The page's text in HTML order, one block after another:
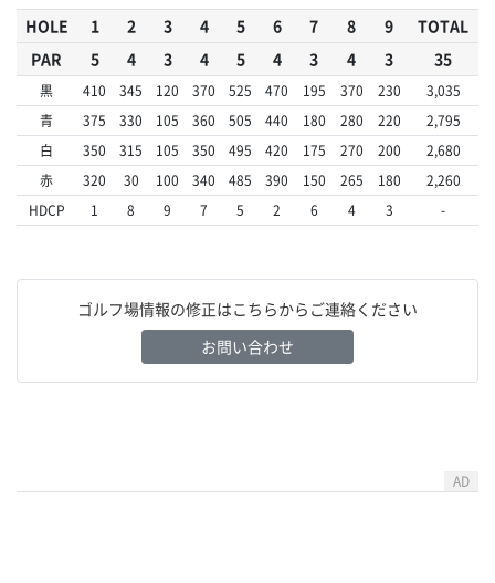
HOLE 1 2 3 4 5 6 7 8 9
TOTAL
PAR
5 4 3 4 5 4 3 4 3 35
黒 410 345 120 370 525 470 195 370 230
3,035
青
375 330 105 360 505 440 180 280 220
2,795
白
350 315 105 350 495 420 175 270 200
2,680
赤
320 30 100 340 485 390 150 265 180
2,260
HDCP
1 8 9 7 5 2 6 4 3 -
ゴルフ場情報の修正はこちらからご連絡ください
お問い合わせ
AD